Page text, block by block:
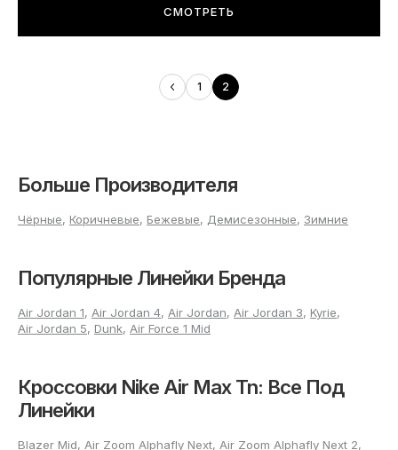
СМОТРЕТЬ
1 2
Больше Производителя
Чёрные, Коричневые, Бежевые, Демисезонные, Зимние
Популярные Линейки Бренда
Air Jordan 1, Air Jordan 4, Air Jordan, Air Jordan 3, Kyrie,
Air Jordan 5, Dunk, Air Force 1 Mid
Кроссовки Nike Air Max Tn: Все Под
Линейки
Blazer Mid, Air Zoom Alphafly Next, Air Zoom Alphafly Next 2,